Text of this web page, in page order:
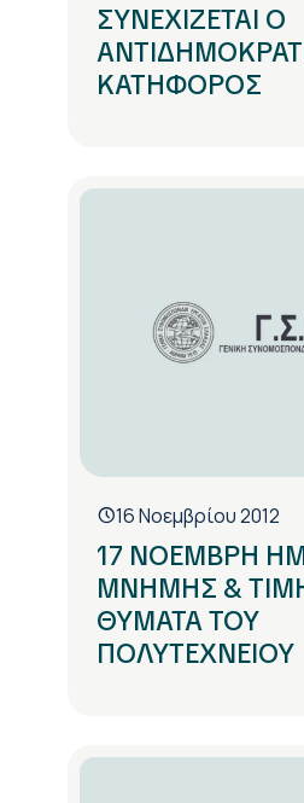
ΣΥΝΕΧΙΖΕΤΑΙ Ο
ΚΑΤΗΦΟΡΟΣ
16 Νοεμβρίου 2012
17 ΝΟΕΜΒΡΗ
ΜΝΗΜΗΣ &
ΘΥΜΑΤΑ ΤΟΥ
ΠΟΛΥΤΕΧΝΕΙΟΥ